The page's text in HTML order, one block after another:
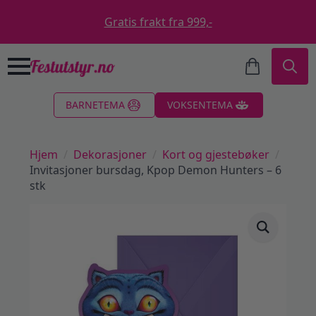
Gratis frakt fra 999,-
BARNETEMA VOKSENTEMA
Hjem Dekorasjoner
Kort og gjestebøker
Invitasjoner bursdag, Kpop Demon Hunters – 6
stk